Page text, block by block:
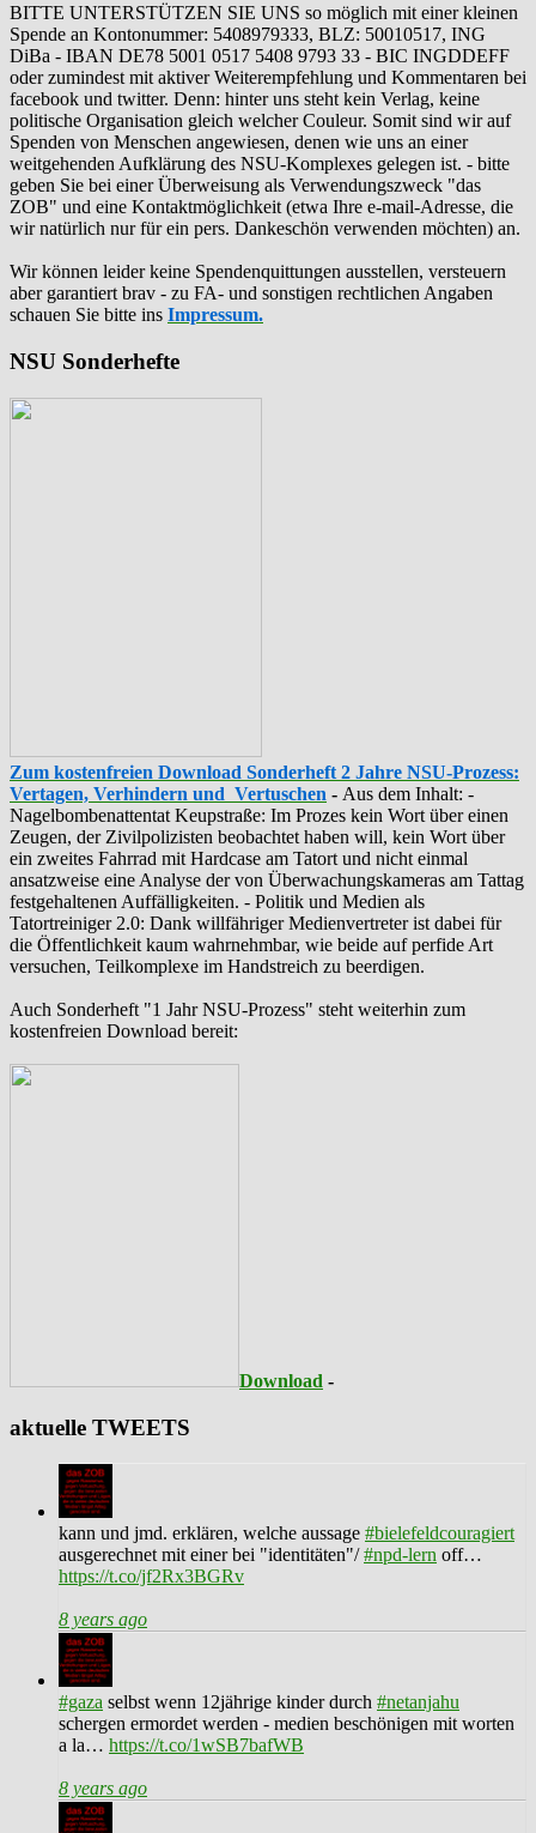
BITTE UNTERSTÜTZEN SIE UNS so möglich mit einer kleinen
Spende an Kontonummer: 5408979333, BLZ: 50010517, ING
DiBa - IBAN DE78 5001 0517 5408 9793 33 - BIC INGDDEFF
oder zumindest mit aktiver Weiterempfehlung und Kommentaren bei
facebook und twitter. Denn: hinter uns steht kein Verlag, keine
politische Organisation gleich welcher Couleur. Somit sind wir auf
Spenden von Menschen angewiesen, denen wie uns an einer
weitgehenden Aufklärung des NSU-Komplexes gelegen ist. - bitte
geben Sie bei einer Überweisung als Verwendungszweck "das
ZOB" und eine Kontaktmöglichkeit (etwa Ihre e-mail-Adresse, die
wir natürlich nur für ein pers. Dankeschön verwenden möchten) an.
Wir können leider keine Spendenquittungen ausstellen, versteuern
aber garantiert brav - zu FA- und sonstigen rechtlichen Angaben
schauen Sie bitte ins Impressum.
NSU Sonderhefte
Zum kostenfreien Download Sonderheft 2 Jahre NSU-Prozess:
Vertagen, Verhindern und Vertuschen - Aus dem Inhalt: -
‪Nagelbombenattentat‬ ‎Keupstraße‬: Im Prozes kein Wort über einen
Zeugen, der Zivilpolizisten beobachtet haben will, kein Wort über
ein zweites Fahrrad mit Hardcase am Tatort und nicht einmal
ansatzweise eine Analyse der von Überwachungskameras am Tattag
festgehaltenen Auffälligkeiten. - Politik und Medien als
‪Tatortreiniger‬ 2.0: Dank willfähriger Medienvertreter ist dabei für
die Öffentlichkeit kaum wahrnehmbar, wie beide auf perfide Art
versuchen, Teilkomplexe im Handstreich zu beerdigen.
Auch Sonderheft "1 Jahr NSU-Prozess" steht weiterhin zum
kostenfreien Download bereit:
Download -
aktuelle TWEETS
kann und jmd. erklären, welche aussage #bielefeldcouragiert
ausgerechnet mit einer bei "identitäten"/#npd-lern off…
https://t.co/jf2Rx3BGRv
8 years ago
#gaza selbst wenn 12jährige kinder durch #netanjahu
schergen ermordet werden - medien beschönigen mit worten
a la… https://t.co/1wSB7bafWB
8 years ago